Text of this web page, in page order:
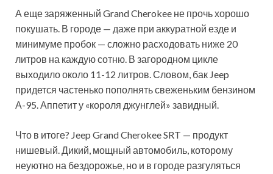
А еще заряженный Grand Cherokee не прочь хорошо
покушать. В городе — даже при аккуратной езде и
минимуме пробок — сложно расходовать ниже 20
литров на каждую сотню. В загородном цикле
выходило около 11-12 литров. Словом, бак Jeep
придется частенько пополнять свеженьким бензином
А-95. Аппетит у «короля джунглей» завидный.
Что в итоге? Jeep Grand Cherokee SRT — продукт
нишевый. Дикий, мощный автомобиль, которому
неуютно на бездорожье, но и в городе разгуляться